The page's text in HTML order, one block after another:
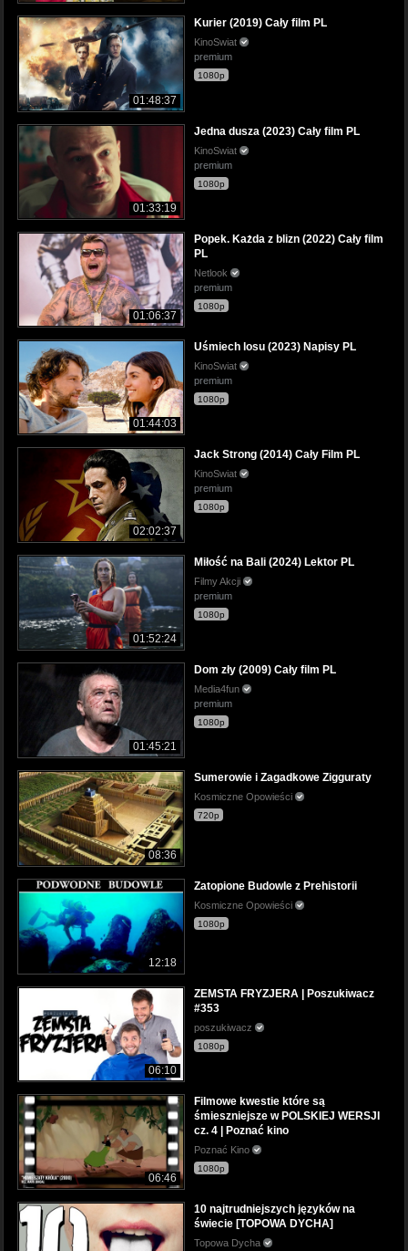
01:48:37
Kurier (2019) Cały film PL
KinoSwiat
premium
1080p
01:33:19
Jedna dusza (2023) Cały film PL
KinoSwiat
premium
1080p
01:06:37
Popek. Każda z blizn (2022) Cały film
PL
Netlook
premium
1080p
01:44:03
Uśmiech losu (2023) Napisy PL
KinoSwiat
premium
1080p
02:02:37
Jack Strong (2014) Cały Film PL
KinoSwiat
premium
1080p
01:52:24
Miłość na Bali (2024) Lektor PL
Filmy Akcji
premium
1080p
01:45:21
Dom zły (2009) Cały film PL
Media4fun
premium
1080p
08:36
Sumerowie i Zagadkowe Zigguraty
Kosmiczne Opowieści
720p
12:18
Zatopione Budowle z Prehistorii
Kosmiczne Opowieści
1080p
06:10
ZEMSTA FRYZJERA | Poszukiwacz
#353
poszukiwacz
1080p
06:46
Filmowe kwestie które są
śmieszniejsze w POLSKIEJ WERSJI
cz. 4 | Poznać kino
Poznać Kino
1080p
10 najtrudniejszych języków na
świecie [TOPOWA DYCHA]
Topowa Dycha